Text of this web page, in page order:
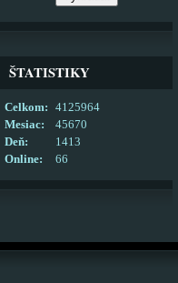
ŠTATISTIKY
Online: 66
Celkom:
4125964
Mesiac:
45670
Deň:
1413